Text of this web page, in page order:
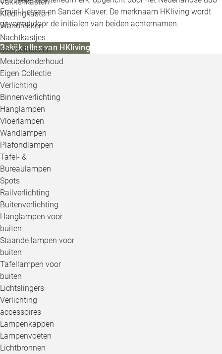
Kledingkasten
Wandrekken
Nachtkastjes
Meubelhoezen
Meubelonderhoud
Eigen Collectie
Verlichting
Binnenverlichting
Hanglampen
Vloerlampen
Wandlampen
Plafondlampen
Tafel- &
Bureaulampen
Spots
Railverlichting
Buitenverlichting
Hanglampen voor
buiten
Staande lampen voor
buiten
Tafellampen voor
buiten
Lichtslingers
Verlichting
accessoires
Lampenkappen
Lampenvoeten
Lichtbronnen
Emiel Hetsen en Sander Klaver. De merknaam HKliving wordt
gevormd door de initialen van beiden achternamen.
Bekijk alles van HKliving